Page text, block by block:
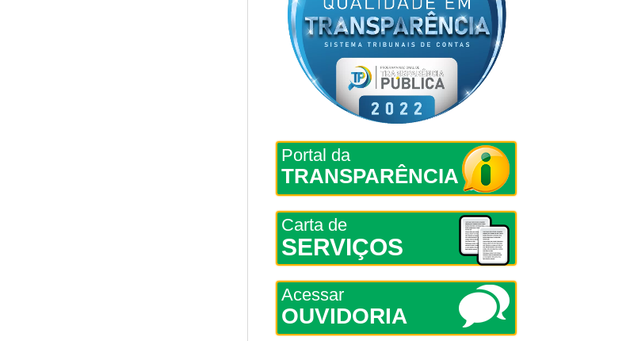
Portal da
TRANSPARÊNCIA
Carta de
SERVIÇOS
Acessar
OUVIDORIA